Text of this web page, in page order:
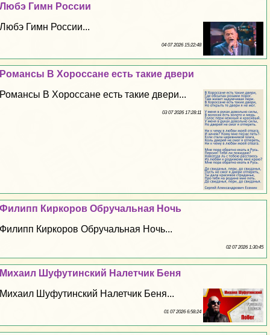
Любэ Гимн России
Любэ Гимн России...
04 07 2026 15:22:48
Романсы В Хороссане есть такие двери
Романсы В Хороссане есть такие двери...
03 07 2026 17:28:11
Филипп Киркоров Обручальная Ночь
Филипп Киркоров Обручальная Ночь...
02 07 2026 1:30:45
Михаил Шуфутинский Налетчик Беня
Михаил Шуфутинский Налетчик Беня...
01 07 2026 6:58:24